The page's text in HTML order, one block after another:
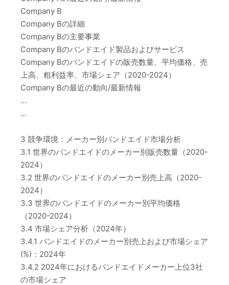
Company B
Company Bの詳細
Company Bの主要事業
Company Bのバンドエイド製品およびサービス
Company Bのバンドエイドの販売数量、平均価格、売
上高、粗利益率、市場シェア（2020-2024）
Company Bの最近の動向/最新情報
…
…
3 競争環境：メーカー別バンドエイド市場分析
3.1 世界のバンドエイドのメーカー別販売数量（2020-
2024）
3.2 世界のバンドエイドのメーカー別売上高（2020-
2024）
3.3 世界のバンドエイドのメーカー別平均価格
（2020-2024）
3.4 市場シェア分析（2024年）
3.4.1 バンドエイドのメーカー別売上および市場シェア
(%)：2024年
3.4.2 2024年におけるバンドエイドメーカー上位3社
の市場シェア